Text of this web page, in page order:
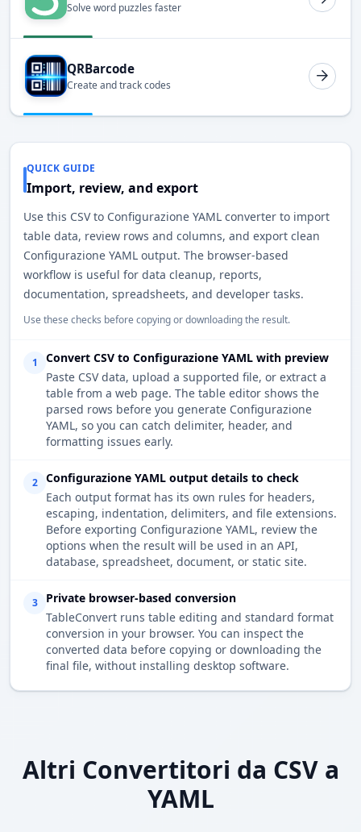
Solve word puzzles faster
QRBarcode
Create and track codes
QUICK GUIDE
Import, review, and export
Use this CSV to Configurazione YAML converter to import
table data, review rows and columns, and export clean
Configurazione YAML output. The browser-based
workflow is useful for data cleanup, reports,
documentation, spreadsheets, and developer tasks.
Use these checks before copying or downloading the result.
1
Convert CSV to Configurazione YAML with preview
Paste CSV data, upload a supported file, or extract a
table from a web page. The table editor shows the
parsed rows before you generate Configurazione
YAML, so you can catch delimiter, header, and
formatting issues early.
2
Configurazione YAML output details to check
Each output format has its own rules for headers,
escaping, indentation, delimiters, and file extensions.
Before exporting Configurazione YAML, review the
options when the result will be used in an API,
database, spreadsheet, document, or static site.
3
Private browser-based conversion
TableConvert runs table editing and standard format
conversion in your browser. You can inspect the
converted data before copying or downloading the
final file, without installing desktop software.
Altri Convertitori da CSV a
YAML